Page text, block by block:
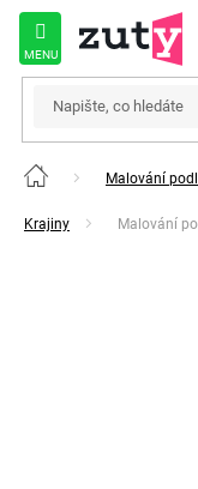
Přejít
obsah
Domů Malování
Krajiny Malování